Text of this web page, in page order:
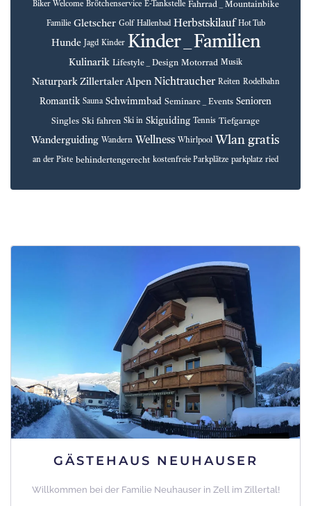
Biker Welcome Brötchenservice E-Tankstelle Fahrrad _ Mountainbike
Familie Gletscher Golf Hallenbad Herbstskilauf Hot Tub
Hunde Jagd Kinder Kinder _ Familien
Kulinarik Lifestyle _ Design Motorrad Musik
Naturpark Zillertaler Alpen Nichtraucher Reiten Rodelbahn
Romantik Sauna Schwimmbad Seminare _ Events Senioren
Singles Ski fahren Ski in Skiguiding Tennis Tiefgarage
Wanderguiding Wandern Wellness Whirlpool Wlan gratis
an der Piste behindertengerecht kostenfreie Parkplätze parkplatz ried
GÄSTEHAUS NEUHAUSER
Willkommen bei der Familie Neuhauser in Zell im Zillertal!